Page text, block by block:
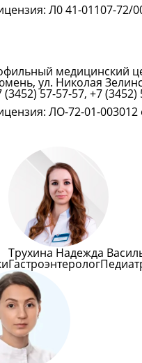
Л0 41-01107-72/
медицинский
ул. Николая
(3452) 57-57-57, +7
ЛО-72-01-003012
Трухина Надежда
Гастроэнтеролог